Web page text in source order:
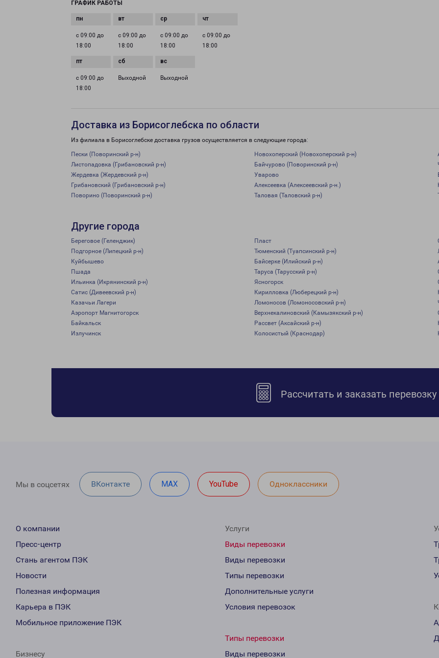
ГРАФИК РАБОТЫ
с 09:00 до
18:00
с 09:00 до
18:00
с 09:00 до
18:00
с 09:00 до
18:00
с 09:00 до
18:00
Выходной Выходной
Доставка из Борисоглебска по области
Из филиала в Борисоглебске доставка грузов осуществляется в следующие города:
Пески (Поворинский р-н) Новохоперский (Новохоперский р-н)
Листопадовка (Грибановский р-н)
Байчурово (Поворинский р-н)
Жердевка (Жердевский р-н)
Уварово
Грибановский (Грибановский р-н)
Алексеевка (Алексеевский р-н.)
Поворино (Поворинский р-н)
Таловая (Таловский р-н)
Другие города
Береговое (Геленджик) Пласт
Подгорное (Липецкий р-н)
Тюменский (Туапсинский р-н)
Куйбышево
Байсерке (Илийский р-н)
Пшада
Таруса (Тарусский р-н)
Ильинка (Икрянинский р-н)
Ясногорск
Сатис (Дивеевский р-н)
Кирилловка (Люберецкий р-н)
Казачьи Лагери
Ломоносов (Ломоносовский р-н)
Аэропорт Магнитогорск
Верхнекалиновский (Камызякский р-н)
Байкальск
Рассвет (Аксайский р-н)
Излучинск
Колосистый (Краснодар)
Рассчитать и заказать перевозку
Мы в соцсетях ВКонтакте MAX YouTube Одноклассники
О компании
Пресс-центр
Стань агентом ПЭК
Новости
Полезная информация
Карьера в ПЭК
Мобильное приложение ПЭК
Бизнесу
Услуги
Виды перевозки
Виды перевозки
Типы перевозки
Дополнительные услуги
Условия перевозок
Типы перевозки
Виды перевозки